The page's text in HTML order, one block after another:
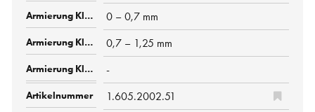
0 – 0,7 mm
0,7 – 1,25 mm
-
1.605.2002.51